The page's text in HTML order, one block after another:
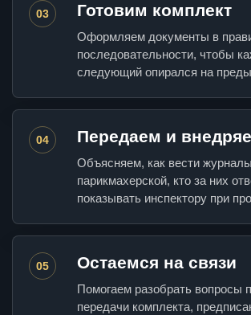
03 Готовим комплект
Оформляем документы в
последовательности, чтобы
следующий опирался на
04 Передаем и
Объясняем, как вести
парикмахерской, кто за них
показывать инспектору при
05 Остаемся на связи
Помогаем разобрать вопросы
передачи комплекта,